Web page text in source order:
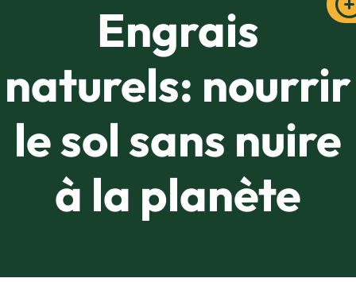
Engrais
naturels: nourrir
le sol sans nuire
à la planète